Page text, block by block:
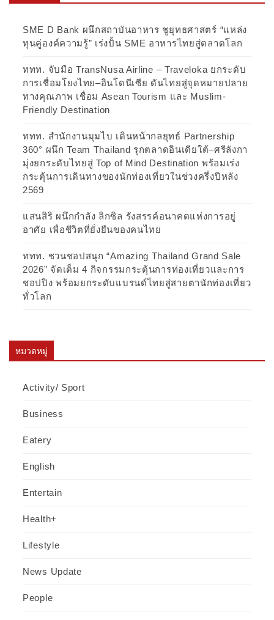
SME D Bank ผนึกสถาบันอาหาร ชูยุทธศาสตร์ “แหล่ง
ทุนคู่องค์ความรู้” เร่งปั้น SME อาหารไทยสู่ตลาดโลก
ททท. จับมือ TransNusa Airline – Traveloka ยกระดับ
การเชื่อมโยงไทย–อินโดนีเซีย ดันไทยสู่จุดหมายปลาย
ทางคุณภาพ เชื่อม Asean Tourism และ Muslim-
Friendly Destination
ททท. สำนักงานมุมไบ เดินหน้ากลยุทธ์ Partnership
360° ผนึก Team Thailand รุกตลาดอินเดียใต้–ศรีลังกา
มุ่งยกระดับไทยสู่ Top of Mind Destination พร้อมเร่ง
กระตุ้นการเดินทางของนักท่องเที่ยวในช่วงครึ่งปีหลัง
2569
แสนสิริ ผนึกกำลัง ลิกซิล รังสรรค์อนาคตแห่งการอยู่
อาศัย เพื่อชีวิตที่ยั่งยืนของคนไทย
ททท. ชวนชอปสนุก “Amazing Thailand Grand Sale
2026” จัดเต็ม 4 กิจกรรมกระตุ้นการท่องเที่ยวและการ
ชอปปิง พร้อมยกระดับแบรนด์ไทยสู่สายตานักท่องเที่ยว
ทั่วโลก
หมวดหมู่
Activity/ Sport
Business
Eatery
English
Entertain
Health+
Lifestyle
News Update
People